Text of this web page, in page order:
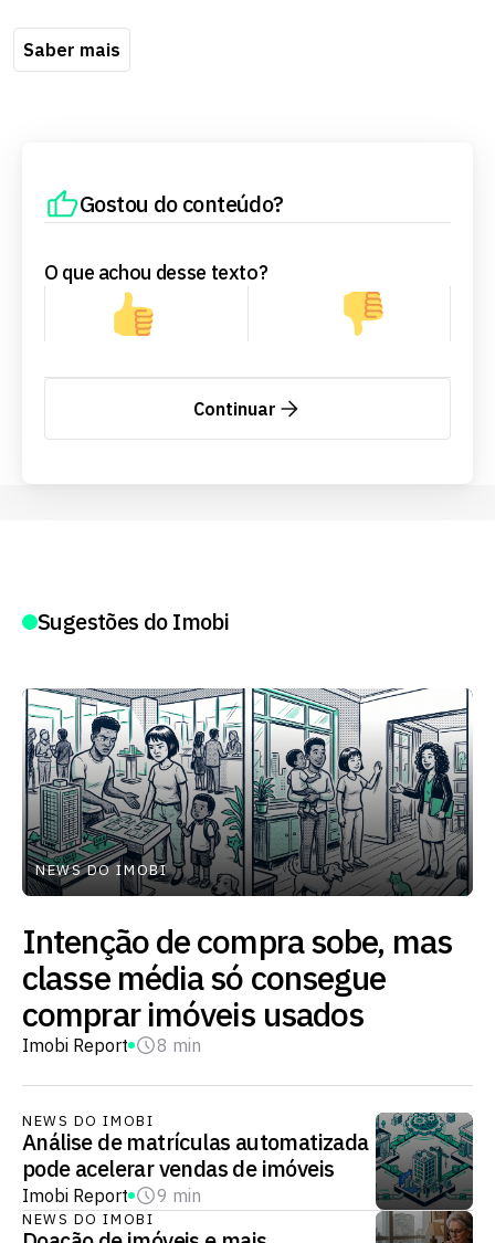
Saber mais
Gostou do conteúdo?
O que achou desse texto?
Continuar
Sugestões do Imobi
NEWS DO IMOBI
Intenção de compra sobe, mas
classe média só consegue
comprar imóveis usados
Imobi Report 8 min
NEWS DO IMOBI
Análise de matrículas automatizada
pode acelerar vendas de imóveis
Imobi Report 9 min
NEWS DO IMOBI